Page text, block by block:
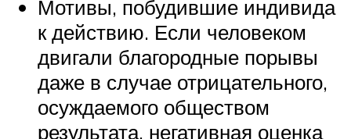
Мотивы, побудившие индивида
к действию. Если человеком
двигали благородные порывы
даже в случае отрицательного,
осуждаемого обществом
результата, негативная оценка